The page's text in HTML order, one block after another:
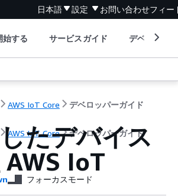
日本語 設定 お問い合わせフィー
始する サービスガイド デベロッパ
AWS IoT Core デベロッパーガイド
AWS IoT Core デベロッパーガイド
たデバイス
IoT
フォーカスモード